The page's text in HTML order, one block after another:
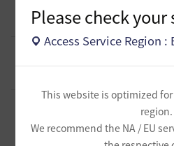
Please check
Access Service Region
This website is optimized
region.
We recommend the NA / EU
【魔弾の射手】で一緒に遊び
0 18 oすずo 1
1
[ギルド募集] ギルド【Patera
1
[ギルド募集] ギルチャ完全無
レイキャッツ」メンバー募集
多数所属・スキル目当て◎）
44 くろいばら